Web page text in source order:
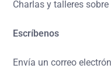
Charlas y talleres
Escríbenos
Envía un correo